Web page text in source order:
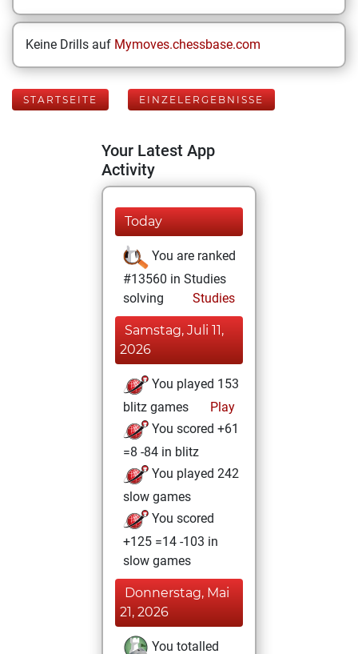
Keine Drills auf Mymoves.chessbase.com
STARTSEITE EINZELERGEBNISSE
Your Latest App
Activity
Today
You are ranked
#13560 in Studies
solving
Studies
Samstag, Juli 11,
2026
You played 153
blitz games
Play
You scored +61
=8 -84 in blitz
You played 242
slow games
You scored
+125 =14 -103 in
slow games
Donnerstag, Mai
21, 2026
You totalled